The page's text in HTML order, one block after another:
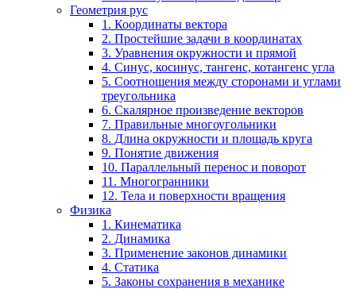
Геометрия рус
1. Координаты вектора
2. Простейшие задачи в координатах
3. Уравнения окружности и прямой
4. Синус, косинус, тангенс, котангенс угла
5. Соотношения между сторонами и углами
треугольника
6. Скалярное произведение векторов
7. Правильные многоугольники
8. Длина окружности и площадь круга
9. Понятие движения
10. Параллельный перенос и поворот
11. Многогранники
12. Тела и поверхности вращения
Физика
1. Кинематика
2. Динамика
3. Применение законов динамики
4. Статика
5. Законы сохранения в механике